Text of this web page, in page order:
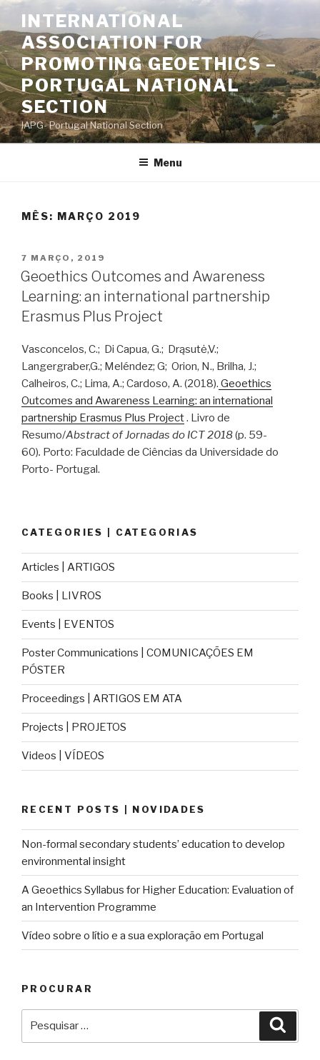
Saltar
o
conteúdo
INTERNATIONAL
ASSOCIATION FOR
PROMOTING GEOETHICS –
PORTUGAL NATIONAL
SECTION
IAPG- Portugal National Section
Menu
MÊS: MARÇO 2019
PUBLICADO
EM
7 MARÇO, 2019
Geoethics Outcomes and Awareness
Learning: an international partnership
Erasmus Plus Project
Vasconcelos, C.; Di Capua, G.; Drąsutė,V.;
Langergraber,G.; Meléndez; G; Orion, N., Brilha, J.;
Calheiros, C.; Lima, A.; Cardoso, A. (2018). Geoethics
Outcomes and Awareness Learning: an international
partnership Erasmus Plus Project. Livro de
Resumo/Abstract of Jornadas do ICT 2018(p. 59-
60). Porto: Faculdade de Ciências da Universidade do
Porto- Portugal.
CATEGORIES | CATEGORIAS
Articles | ARTIGOS
Books | LIVROS
Events | EVENTOS
Poster Communications | COMUNICAÇÕES EM
PÓSTER
Proceedings | ARTIGOS EM ATA
Projects | PROJETOS
Videos | VÍDEOS
RECENT POSTS | NOVIDADES
Non-formal secondary students’ education to develop
environmental insight
A Geoethics Syllabus for Higher Education: Evaluation of
an Intervention Programme
Vídeo sobre o lítio e a sua exploração em Portugal
PROCURAR